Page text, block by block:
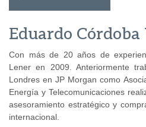
Eduardo
Con más de 20 años de
Lener en 2009. Anteriormente
Londres en JP Morgan como
Energía y Telecomunicaciones
asesoramiento estratégico y
internacional.